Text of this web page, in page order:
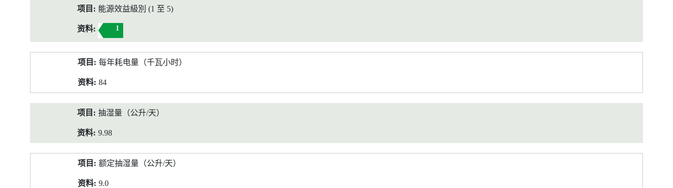
能源效益級別 (1 至 5)
1
每年耗电量（千瓦小时）
84
抽湿量（公升/天）
9.98
额定抽湿量（公升/天）
9.0